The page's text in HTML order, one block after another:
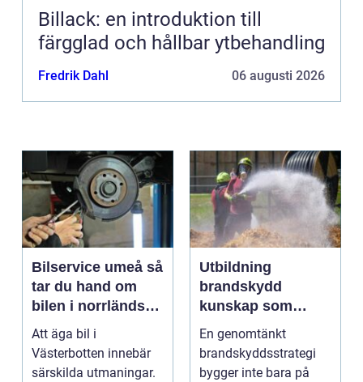
Billack: en introduktion till
färgglad och hållbar ytbehandling
Fredrik Dahl 06 augusti 2026
Bilservice umeå så
tar du hand om
bilen i norrländskt
klimat
Att äga bil i
Västerbotten innebär
särskilda utmaningar.
Utbildning
brandskydd
kunskap som
räddar liv och
skyddar
verksamheter
En genomtänkt
brandskyddsstrategi
bygger inte bara på